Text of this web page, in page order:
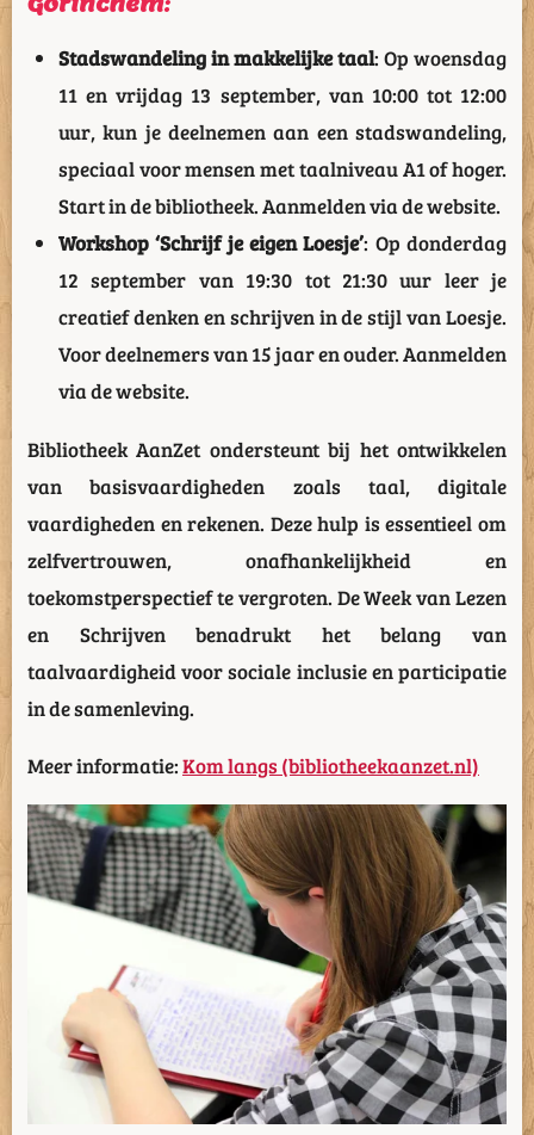
Stadswandeling in makkelijke taal: Op woensdag
11 en vrijdag 13 september, van 10:00 tot 12:00
uur, kun je deelnemen aan een stadswandeling,
speciaal voor mensen met taalniveau A1 of hoger.
Start in de bibliotheek. Aanmelden via de website.
Workshop ‘Schrijf je eigen Loesje’: Op donderdag
12 september van 19:30 tot 21:30 uur leer je
creatief denken en schrijven in de stijl van Loesje.
Voor deelnemers van 15 jaar en ouder. Aanmelden
via de website.
Bibliotheek AanZet ondersteunt bij het ontwikkelen
van basisvaardigheden zoals taal, digitale
vaardigheden en rekenen. Deze hulp is essentieel om
zelfvertrouwen, onafhankelijkheid en
toekomstperspectief te vergroten. De Week van Lezen
en Schrijven benadrukt het belang van
taalvaardigheid voor sociale inclusie en participatie
in de samenleving.
Meer informatie:Kom langs (bibliotheekaanzet.nl)